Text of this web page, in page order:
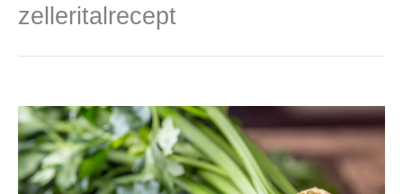
zelleritalrecept